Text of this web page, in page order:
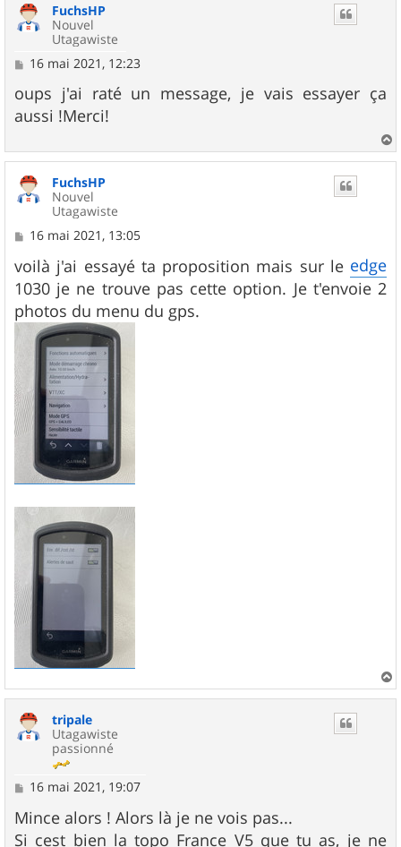
FuchsHP
Nouvel
Utagawiste
M
s
s
a
e
16 mai 2021, 12:23
oups j'ai raté un message, je vais essayer ça
aussi !Merci!
a
FuchsHP
Nouvel
Utagawiste
M
s
s
a
g
e
16 mai 2021, 13:05
voilà j'ai essayé ta proposition mais sur le edge
1030 je ne trouve pas cette option. Je t'envoie 2
photos du menu du gps.
a
tripale
Utagawiste
passionné
M
s
s
a
16 mai 2021, 19:07
Mince alors ! Alors là je ne vois pas...
Si cest bien la topo France V5 que tu as, je ne